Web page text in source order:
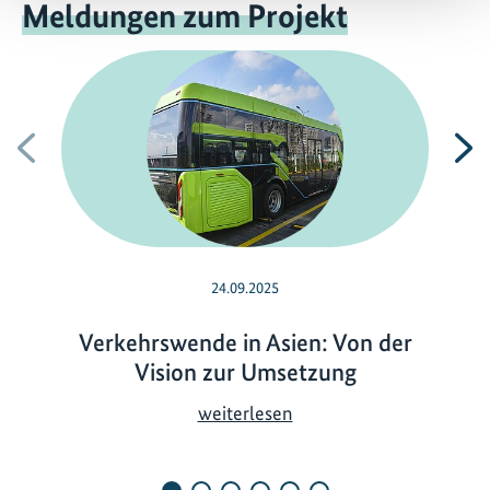
Meldungen zum Projekt
Vorherige
24.09.2025
Verkehrswende in Asien: Von der
Vision zur Umsetzung
weiterlesenV